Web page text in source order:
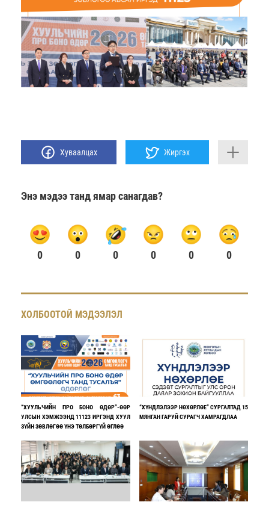
Хуваалцах Жиргэх
Энэ мэдээ танд ямар санагдав?
0 0 0 0 0 0
ХОЛБООТОЙ МЭДЭЭЛЭЛ
“ХУУЛЬЧИЙН ПРО БОНО ӨДӨР”-ӨӨР
УЛСЫН ХЭМЖЭЭНД 11123 ИРГЭНД ХУУЛ
ЗҮЙН ЗӨВЛӨГӨӨ ҮНЭ ТӨЛБӨРГҮЙ ӨГЛӨӨ
“ХҮНДЛЭЛЭЭР НӨХӨРЛӨЕ” СУРГАЛТАД 15
МЯНГАН ГАРУЙ СУРАГЧ ХАМРАГДЛАА